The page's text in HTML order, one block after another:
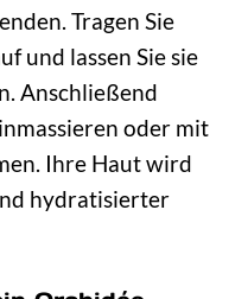
Tragen Sie
und lassen Sie sie
Anschließend
oder mit
Ihre Haut wird
hydratisierter